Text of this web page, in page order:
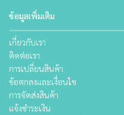
ข้อมูลเพิ่มเติม
เกี่ยวกับเรา
ติดต่อเรา
การเปลี่ยนสินค้า
ข้อตกลงและเงื่อนไข
การจัดส่งสินค้า
แจ้งชำระเงิน